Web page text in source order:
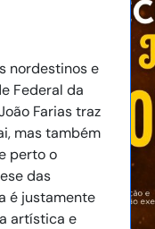
nordestinos e
Federal da
Farias traz
mas também
perto o
das
é justamente
artística e